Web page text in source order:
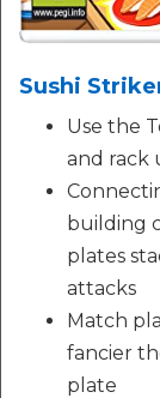
Sushi
Use the
and rack
building
plates
attacks
Match
fancier
plate